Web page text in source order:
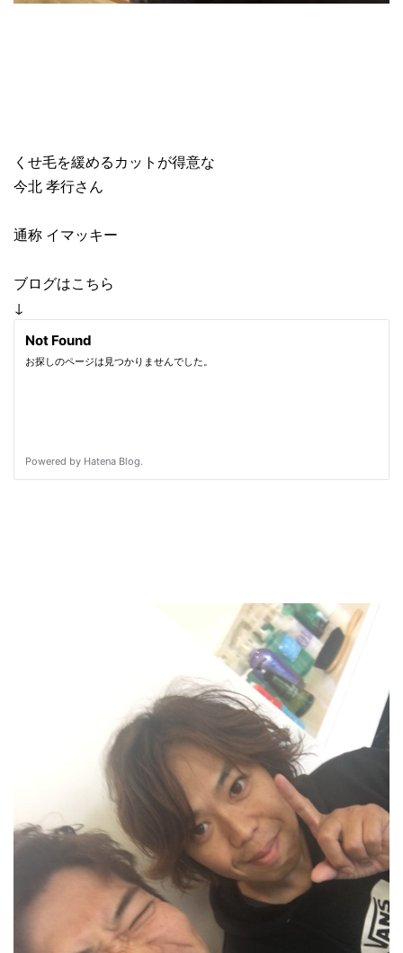
くせ毛を緩めるカットが得意な
今北 孝行さん
通称 イマッキー
ブログはこちら
↓